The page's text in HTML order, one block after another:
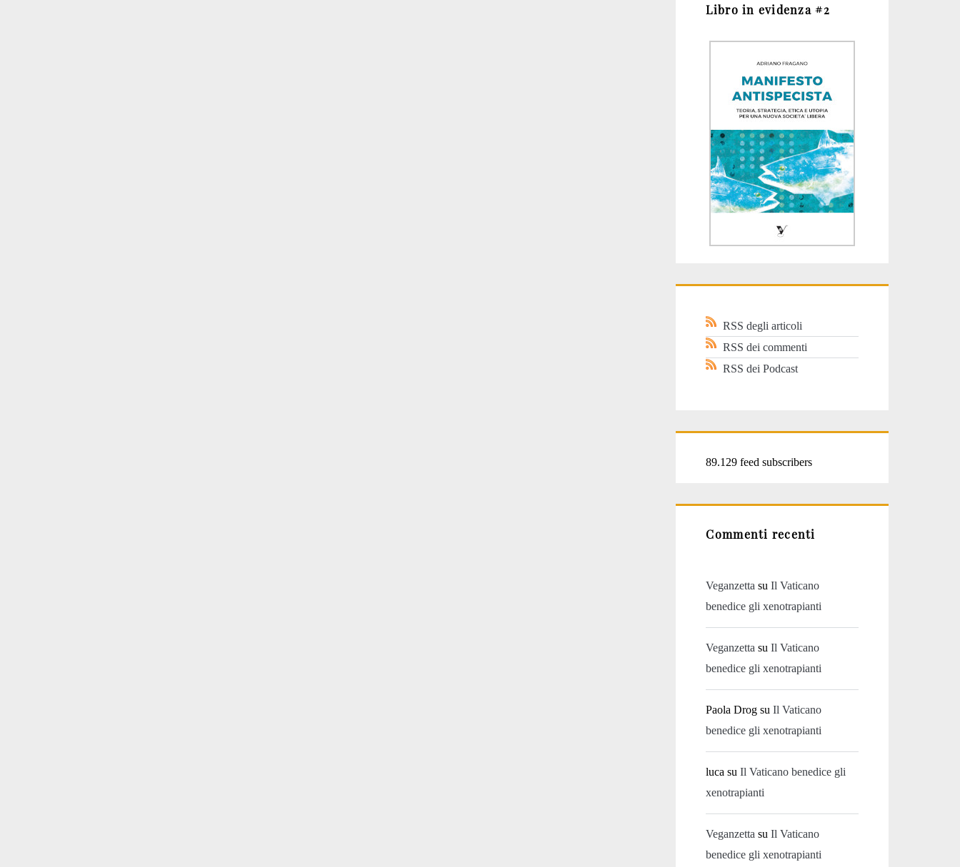
Libro in evidenza #2
RSS degli articoli
RSS dei commenti
RSS dei Podcast
89.129 feed subscribers
Commenti recenti
Veganzetta suIl Vaticano
benedice gli xenotrapianti
Veganzetta suIl Vaticano
benedice gli xenotrapianti
Paola Drog suIl Vaticano
benedice gli xenotrapianti
luca suIl Vaticano benedice gli
xenotrapianti
Veganzetta suIl Vaticano
benedice gli xenotrapianti